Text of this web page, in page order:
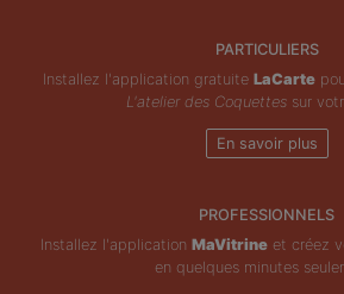
PARTICULIERS
Installez l'application gratuite LaCarte
L'atelier des Coquettes sur
En savoir plus
PROFESSIONNELS
Installez l'application MaVitrineet créez
en quelques minutes